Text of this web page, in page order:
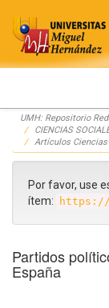
Skip
navigation
UMH: Repositorio
CIENCIAS
Artículos
Por favor, use
ítem:
https://
Partidos
España